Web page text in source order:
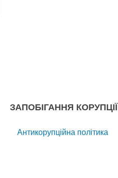
ЗАПОБІГАННЯ КОРУПЦІЇ
Антикорупційна політика